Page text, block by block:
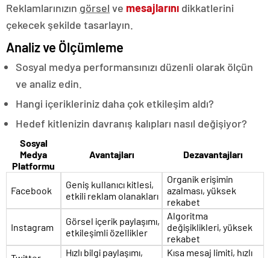
Reklamlarınızın görsel ve mesajlarını dikkatlerini
çekecek şekilde tasarlayın.
Analiz ve Ölçümleme
Sosyal medya performansınızı düzenli olarak ölçün
ve analiz edin.
Hangi içerikleriniz daha çok etkileşim aldı?
Hedef kitlenizin davranış kalıpları nasıl değişiyor?
Sosyal
Medya
Platformu
Avantajları Dezavantajları
Facebook
Geniş kullanıcı kitlesi,
etkili reklam olanakları
Organik erişimin
azalması, yüksek
rekabet
Instagram
Görsel içerik paylaşımı,
etkileşimli özellikler
Algoritma
değişiklikleri, yüksek
rekabet
Hızlı bilgi paylaşımı,
Kısa mesaj limiti, hızlı